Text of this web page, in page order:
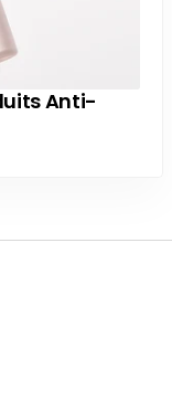
Anti-